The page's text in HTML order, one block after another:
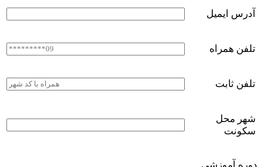
آدرس ایمیل
تلفن همراه
تلفن ثابت
شهر محل
سکونت